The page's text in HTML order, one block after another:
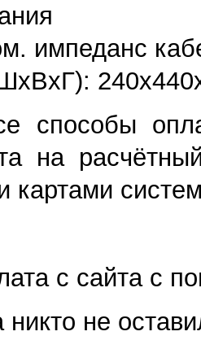
импеданс
способы
на
картами
с сайта с
никто не